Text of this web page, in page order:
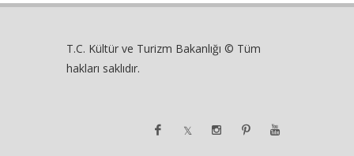
T.C. Kültür ve Turizm Bakanlığı © Tüm
hakları saklıdır.